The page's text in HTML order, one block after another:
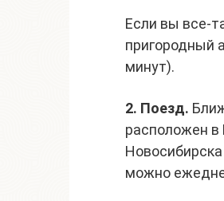
Если вы все-
пригородный
минут).
2. Поезд.
расположен в
можно